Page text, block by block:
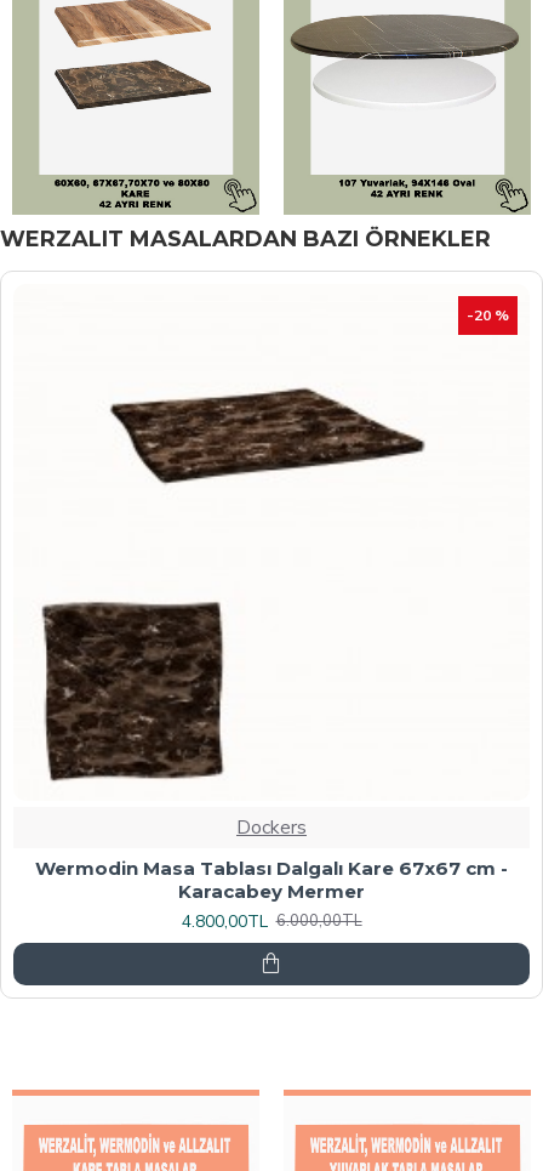
WERZALIT MASALARDAN BAZI ÖRNEKLER
İNDIRIM
Dockers
Werzalit, Allzalit veya Wermodin Masa Tablası
70X120 - Afyon Mermer
6.080,00TL 7.600,00TL